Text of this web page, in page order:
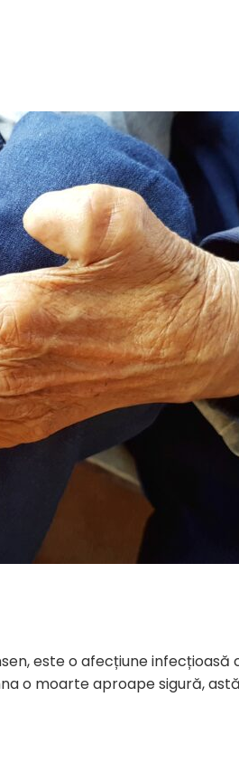
este o afecțiune infecțioasă
o moarte aproape sigură,